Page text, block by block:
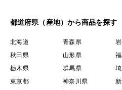
都道府県（産地）から商品を探す
北海道 青森県
秋田県
山形県
栃木県
群馬県
東京都
神奈川県